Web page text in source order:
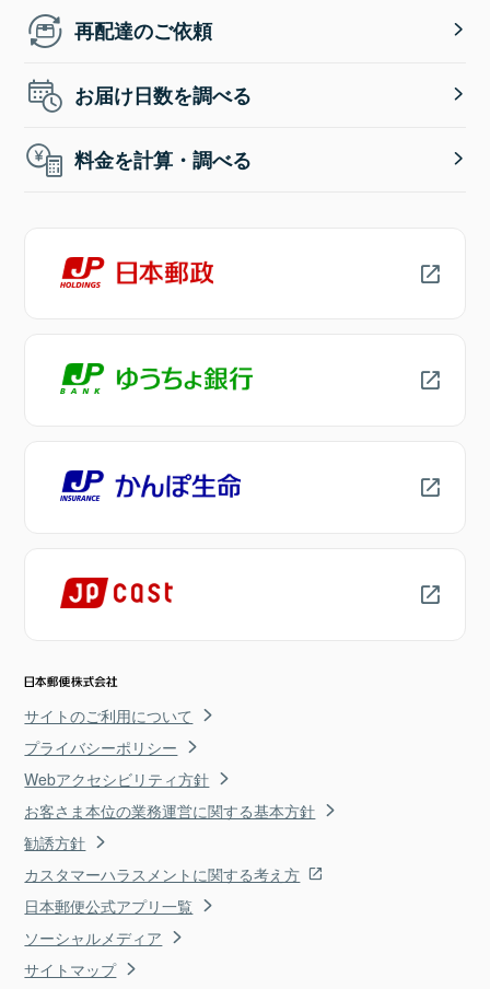
再配達のご依頼
お届け日数を調べる
料金を計算・調べる
サイトのご利用について
プライバシーポリシー
Webアクセシビリティ方針
お客さま本位の業務運営に関する基本方針
勧誘方針
カスタマーハラスメントに関する考え方
日本郵便公式アプリ一覧
ソーシャルメディア
サイトマップ